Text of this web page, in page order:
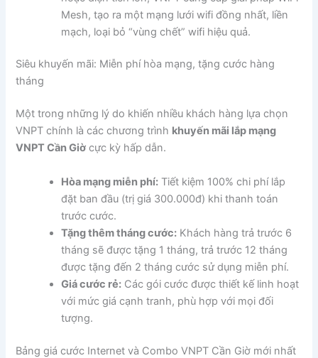
Mesh, tạo ra một mạng lưới wifi đồng nhất, liền
mạch, loại bỏ “vùng chết” wifi hiệu quả.
Siêu khuyến mãi: Miễn phí hòa mạng, tặng cước hàng
tháng
Một trong những lý do khiến nhiều khách hàng lựa chọn
VNPT chính là các chương trình khuyến mãi lắp mạng
VNPT Cần Giờ cực kỳ hấp dẫn.
Hòa mạng miễn phí: Tiết kiệm 100% chi phí lắp
đặt ban đầu (trị giá 300.000đ) khi thanh toán
trước cước.
Tặng thêm tháng cước: Khách hàng trả trước 6
tháng sẽ được tặng 1 tháng, trả trước 12 tháng
được tặng đến 2 tháng cước sử dụng miễn phí.
Giá cước rẻ: Các gói cước được thiết kế linh hoạt
với mức giá cạnh tranh, phù hợp với mọi đối
tượng.
Bảng giá cước Internet và Combo VNPT Cần Giờ mới nhất